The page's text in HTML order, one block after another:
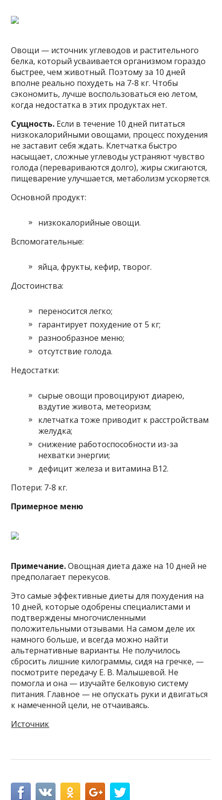
Овощи — источник углеводов и растительного
белка, который усваивается организмом гораздо
быстрее, чем животный. Поэтому за 10 дней
вполне реально похудеть на 7-8 кг. Чтобы
сэкономить, лучше воспользоваться ею летом,
когда недостатка в этих продуктах нет.
Сущность. Если в течение 10 дней питаться
низкокалорийными овощами, процесс похудения
не заставит себя ждать. Клетчатка быстро
насыщает, сложные углеводы устраняют чувство
голода (перевариваются долго), жиры сжигаются,
пищеварение улучшается, метаболизм ускоряется.
Основной продукт:
низкокалорийные овощи.
Вспомогательные:
яйца, фрукты, кефир, творог.
Достоинства:
переносится легко;
гарантирует похудение от 5 кг;
разнообразное меню;
отсутствие голода.
Недостатки:
сырые овощи провоцируют диарею,
вздутие живота, метеоризм;
клетчатка тоже приводит к расстройствам
желудка;
снижение работоспособности из-за
нехватки энергии;
дефицит железа и витамина В12.
Потери: 7-8 кг.
Примерное меню
Примечание.Овощная диета даже на 10 дней не
предполагает перекусов.
Это самые эффективные диеты для похудения на
10 дней, которые одобрены специалистами и
подтверждены многочисленными
положительными отзывами. На самом деле их
намного больше, и всегда можно найти
альтернативные варианты. Не получилось
сбросить лишние килограммы, сидя на гречке, —
посмотрите передачу Е. В. Малышевой. Не
помогла и она — изучайте белковую систему
питания. Главное — не опускать руки и двигаться
к намеченной цели, не отчаиваясь.
Источник